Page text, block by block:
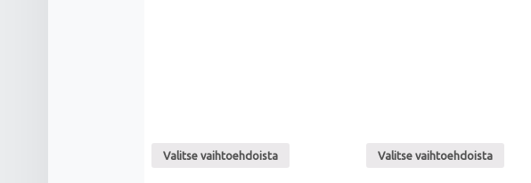
Valitse vaihtoehdoista Valitse vaihtoehdoista